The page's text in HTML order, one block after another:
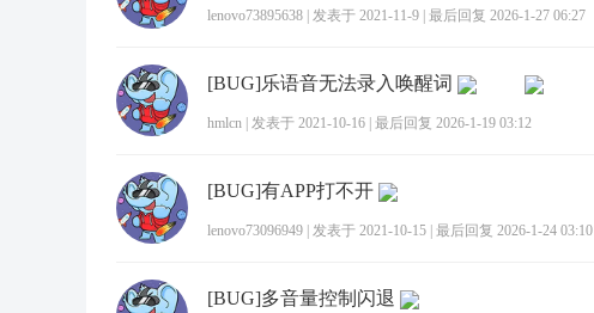
lenovo73895638 发表于 2021-11-9 最后回复 2026-1-27 06:27
[BUG]乐语音无法录入唤醒词
hmlcn 发表于 2021-10-16 最后回复 2026-1-19 03:12
[BUG]有APP打不开
lenovo73096949 发表于 2021-10-15 最后回复 2026-1-24 03:10
[BUG]多音量控制闪退